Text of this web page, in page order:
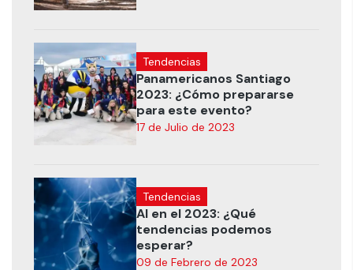
Tendencias
Panamericanos Santiago
2023: ¿Cómo prepararse
para este evento?
17 de Julio de 2023
Tendencias
AI en el 2023: ¿Qué
tendencias podemos
esperar?
09 de Febrero de 2023